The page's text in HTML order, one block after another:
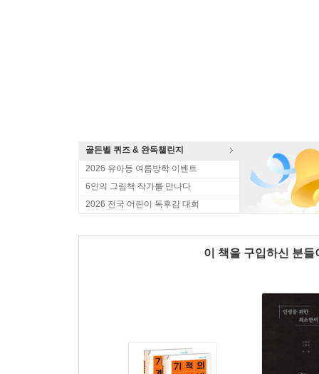
골든벨 퀴즈 & 완독챌린지
2026 유아동 여름방학 이벤트
6인의 그림책 작가를 만나다
2026 전국 어린이 독후감 대회
이 책을 구입하신 분